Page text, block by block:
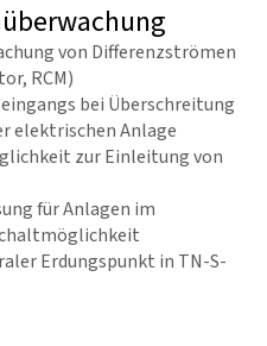
von Differenzströmen
RCM)
bei Überschreitung
elektrischen Anlage
zur Einleitung von
für Anlagen im
Erdungspunkt in TN-S-